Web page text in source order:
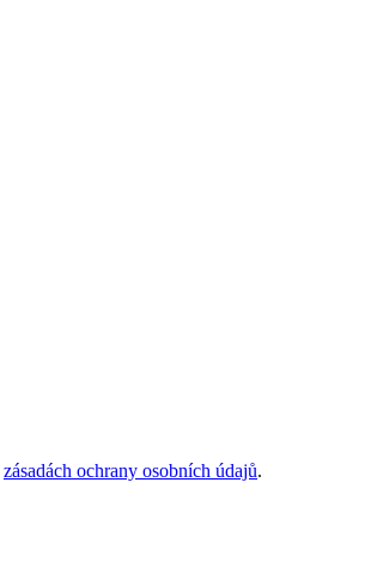
zásadách ochrany osobních údajů.